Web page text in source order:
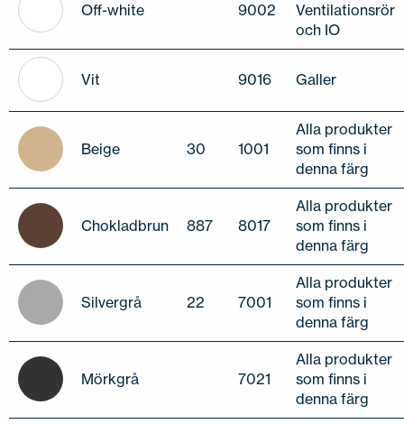
Off-white 9002
Ventilationsrör
och IO
Vit 9016 Galler
Beige 30 1001
Alla produkter
som finns i
denna färg
Chokladbrun 887 8017
Alla produkter
som finns i
denna färg
Silvergrå 22 7001
Alla produkter
som finns i
denna färg
Mörkgrå 7021
Alla produkter
som finns i
denna färg